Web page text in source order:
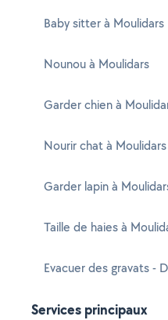
Baby sitter à Moulidars
Nounou à Moulidars
Garder chien à
Nourir chat à Moulidars
Garder lapin à
Taille de haies à
Evacuer des gravats -
Services principaux